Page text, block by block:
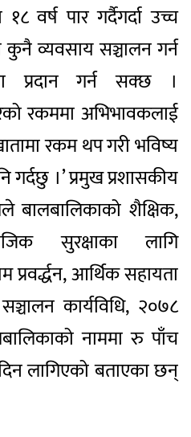
वर्ष पार गर्दैगर्दा उच्च
कुनै व्यवसाय सञ्चालन गर्न
गर्न सक्छ ।
रकममा अभिभावकलाई
रकम थप गरी भविष्य
गर्दछु ।’ प्रमुख प्रशासकीय
बालबालिकाको शैक्षिक,
सुरक्षाका लागि
प्रवर्द्धन, आर्थिक सहायता
कार्यविधि, २०७८
नाममा रु पाँच
लागिएको बताएका छन्